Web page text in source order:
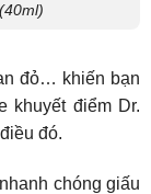
đỏ… khiến bạn
khuyết điểm Dr.
đó.
chóng giấu